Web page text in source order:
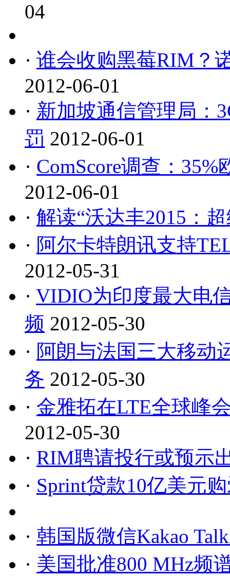
04
· 谁会收购黑莓RIM？
2012-06-01
· 新加坡通信管理局：
罚 2012-06-01
· ComScore调查：
2012-06-01
· 解读“沃达丰2015：
· 阿尔卡特朗讯支持
2012-05-31
· VIDIO为印度最大电
频 2012-05-30
· 阿朗与法国三大移动
务 2012-05-30
· 金雅拓在LTE全球峰
2012-05-30
· RIM聘请投行或预示
· Sprint贷款10亿美元
· 韩国版微信Kakao
· 美国批准800 MHz频